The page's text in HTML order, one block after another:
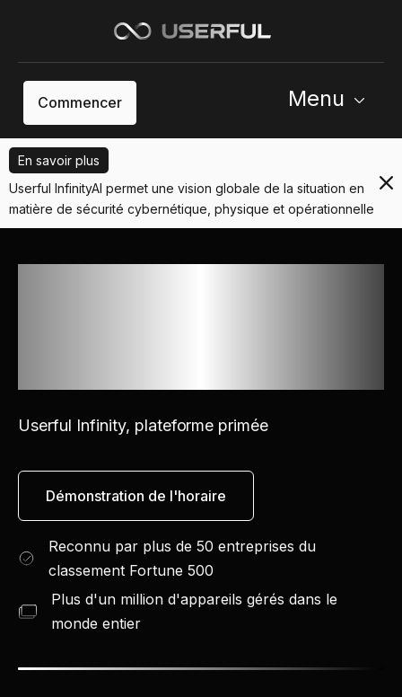
Commencer Menu
En savoir plus
Userful InfinityAI permet une vision globale de la situation en
matière de sécurité cybernétique, physique et opérationnelle
Userful Infinity, plateforme primée
Démonstration de l'horaire
Reconnu par plus de 50 entreprises du
classement Fortune 500
Plus d'un million d'appareils gérés dans le
monde entier